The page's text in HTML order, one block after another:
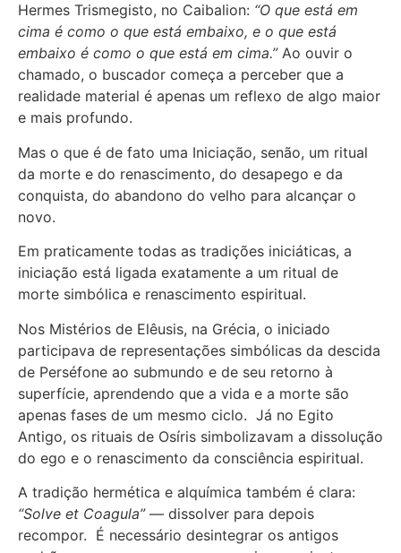
Hermes Trismegisto, no Caibalion: “O que está em
cima é como o que está embaixo, e o que está
embaixo é como o que está em cima.”Ao ouvir o
chamado, o buscador começa a perceber que a
realidade material é apenas um reflexo de algo maior
e mais profundo.
Mas o que é de fato uma Iniciação, senão, um ritual
da morte e do renascimento, do desapego e da
conquista, do abandono do velho para alcançar o
novo.
Em praticamente todas as tradições iniciáticas, a
iniciação está ligada exatamente a um ritual de
morte simbólica e renascimento espiritual.
Nos Mistérios de Elêusis, na Grécia, o iniciado
participava de representações simbólicas da descida
de Perséfone ao submundo e de seu retorno à
superfície, aprendendo que a vida e a morte são
apenas fases de um mesmo ciclo. Já no Egito
Antigo, os rituais de Osíris simbolizavam a dissolução
do ego e o renascimento da consciência espiritual.
A tradição hermética e alquímica também é clara:
“Solve et Coagula”— dissolver para depois
recompor. É necessário desintegrar os antigos